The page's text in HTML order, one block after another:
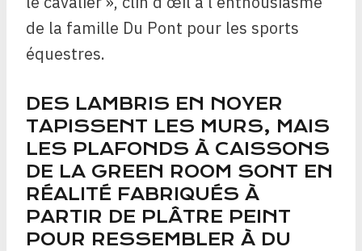
de la famille Du Pont pour les sports
équestres.
DES LAMBRIS EN NOYER
TAPISSENT LES MURS, MAIS
LES PLAFONDS À CAISSONS
DE LA GREEN ROOM SONT EN
RÉALITÉ FABRIQUÉS À
PARTIR DE PLÂTRE PEINT
POUR RESSEMBLER À DU